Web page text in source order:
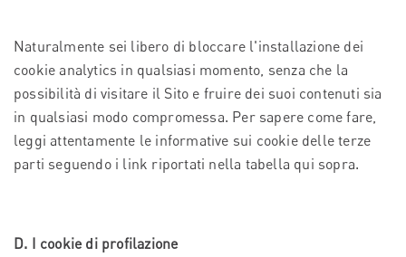
Naturalmente sei libero di bloccare l'installazione dei
cookie analytics in qualsiasi momento, senza che la
possibilità di visitare il Sito e fruire dei suoi contenuti sia
in qualsiasi modo compromessa. Per sapere come fare,
leggi attentamente le informative sui cookie delle terze
parti seguendo i link riportati nella tabella qui sopra.
D. I cookie di profilazione